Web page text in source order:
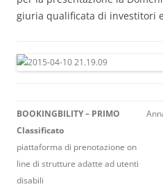
giuria qualificata di investitori
BOOKINGBILITY – PRIMO
Classificato
piattaforma di prenotazione on
line di strutture adatte ad utenti
disabili